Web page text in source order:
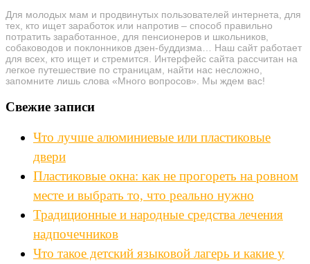
Для молодых мам и продвинутых пользователей интернета, для
тех, кто ищет заработок или напротив – способ правильно
потратить заработанное, для пенсионеров и школьников,
собаководов и поклонников дзен-буддизма… Наш сайт работает
для всех, кто ищет и стремится. Интерфейс сайта рассчитан на
легкое путешествие по страницам, найти нас несложно,
запомните лишь слова «Много вопросов». Мы ждем вас!
Свежие записи
Что лучше алюминиевые или пластиковые
двери
Пластиковые окна: как не прогореть на ровном
месте и выбрать то, что реально нужно
Традиционные и народные средства лечения
надпочечников
Что такое детский языковой лагерь и какие у